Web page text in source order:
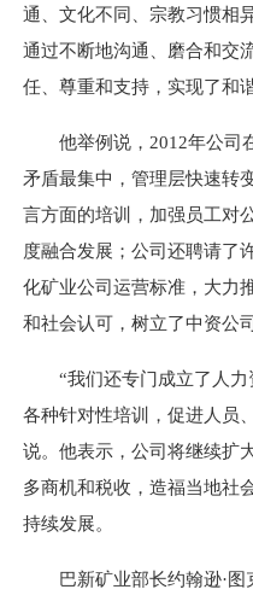
通、文化不同、宗教习惯相
通过不断地沟通、磨合和交
任、尊重和支持，实现了和
他举例说，2012年公司在
矛盾最集中，管理层快速转
言方面的培训，加强员工对
度融合发展；公司还聘请了
化矿业公司运营标准，大力
和社会认可，树立了中资公
“我们还专门成立了人力
各种针对性培训，促进人
说。他表示，公司将继续扩
多商机和税收，造福当地社
持续发展。
巴新矿业部长约翰逊·图